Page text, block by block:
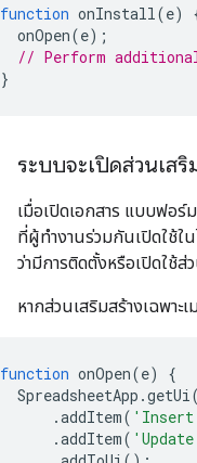
function onInstall(e)
onOpen(e);
// Perform
}
ระบบจะเปิดส่วนเสริ
เมื่อเปิดเอกสาร แบบฟอร์
ที่ผู้ทำงานร่วมกันเปิดใช้ใ
ว่ามีการติดตั้งหรือเปิดใช้ส่
หากส่วนเสริมสร้างเฉพา
function onOpen(e)
{
SpreadsheetApp .getUi
.addItem(
.addItem(